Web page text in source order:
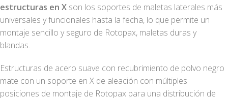
estructuras en X son los soportes de maletas laterales más
universales y funcionales hasta la fecha, lo que permite un
montaje sencillo y seguro de Rotopax, maletas duras y
blandas.
Estructuras de acero suave con recubrimiento de polvo negro
mate con un soporte en X de aleación con múltiples
posiciones de montaje de Rotopax para una distribución de